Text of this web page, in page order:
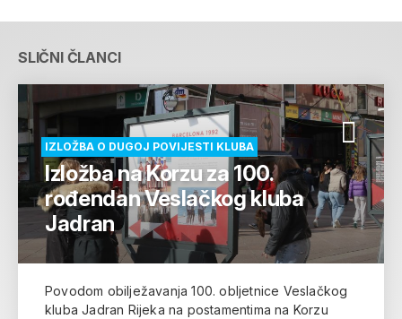
SLIČNI ČLANCI
IZLOŽBA O DUGOJ POVIJESTI KLUBA
Izložba na Korzu za 100.
rođendan Veslačkog kluba
Jadran
Povodom obilježavanja 100. obljetnice Veslačkog
kluba Jadran Rijeka na postamentima na Korzu